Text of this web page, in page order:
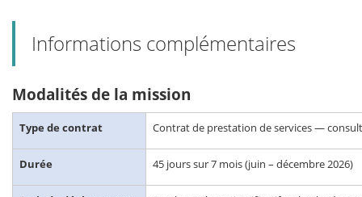
Informations complémentaires
Modalités de la mission
Type de contrat Contrat de prestation de services —
Durée 45 jours sur 7 mois (juin – décembre 2026)